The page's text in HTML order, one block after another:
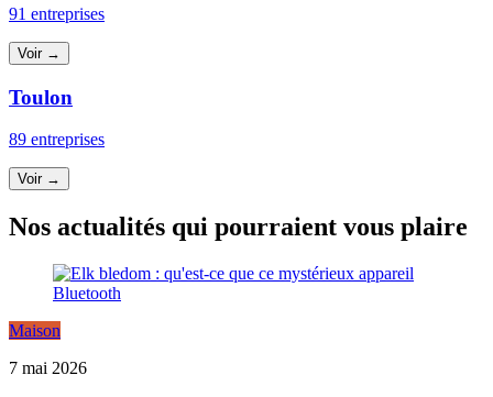
91 entreprises
Voir →
Toulon
89 entreprises
Voir →
Nos actualités qui pourraient vous plaire
Maison
7 mai 2026